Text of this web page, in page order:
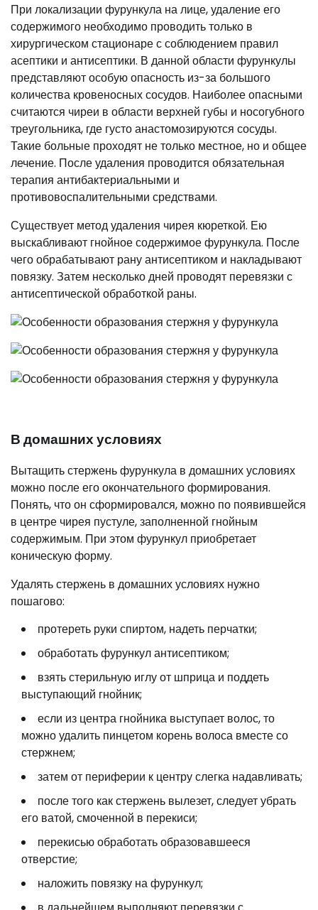
При локализации фурункула на лице, удаление его
содержимого необходимо проводить только в
хирургическом стационаре с соблюдением правил
асептики и антисептики. В данной области фурункулы
представляют особую опасность из-за большого
количества кровеносных сосудов. Наиболее опасными
считаются чиреи в области верхней губы и носогубного
треугольника, где густо анастомозируются сосуды.
Такие больные проходят не только местное, но и общее
лечение. После удаления проводится обязательная
терапия антибактериальными и
противовоспалительными средствами.
Существует метод удаления чирея кюреткой. Ею
выскабливают гнойное содержимое фурункула. После
чего обрабатывают рану антисептиком и накладывают
повязку. Затем несколько дней проводят перевязки с
антисептической обработкой раны.
В домашних условиях
Вытащить стержень фурункула в домашних условиях
можно после его окончательного формирования.
Понять, что он сформировался, можно по появившейся
в центре чирея пустуле, заполненной гнойным
содержимым. При этом фурункул приобретает
коническую форму.
Удалять стержень в домашних условиях нужно
пошагово:
протереть руки спиртом, надеть перчатки;
обработать фурункул антисептиком;
взять стерильную иглу от шприца и поддеть
выступающий гнойник;
если из центра гнойника выступает волос, то
можно удалить пинцетом корень волоса вместе со
стержнем;
затем от периферии к центру слегка надавливать;
после того как стержень вылезет, следует убрать
его ватой, смоченной в перекиси;
перекисью обработать образовавшееся
отверстие;
наложить повязку на фурункул;